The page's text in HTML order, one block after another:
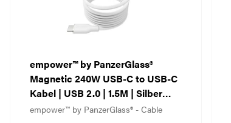
empower™ by PanzerGlass®
Magnetic 240W USB-C to USB-C
Kabel | USB 2.0 | 1.5M | Silber
Weiß
empower™ by PanzerGlass® - Cable